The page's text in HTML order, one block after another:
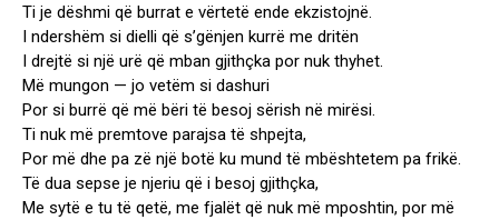
Ti je dëshmi që burrat e vërtetë ende ekzistojnë.
I ndershëm si dielli që s’gënjen kurrë me dritën
I drejtë si një urë që mban gjithçka por nuk thyhet.
Më mungon — jo vetëm si dashuri
Por si burrë që më bëri të besoj sërish në mirësi.
Ti nuk më premtove parajsa të shpejta,
Por më dhe pa zë një botë ku mund të mbështetem pa frikë.
Të dua sepse je njeriu që i besoj gjithçka,
Me sytë e tu të qetë, me fjalët që nuk më mposhtin, por më